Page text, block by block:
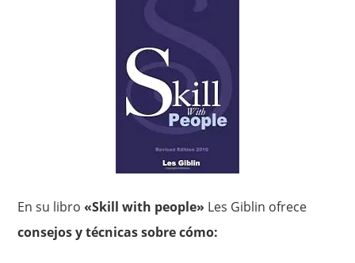
En su libro«Skill with people» Les Giblin ofrece
consejos y técnicas sobre cómo: